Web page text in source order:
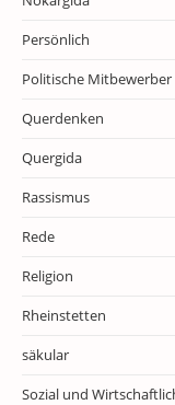
Persönlich
Politische Mitbewerber
Querdenken
Quergida
Rassismus
Rede
Religion
Rheinstetten
säkular
Sozial und